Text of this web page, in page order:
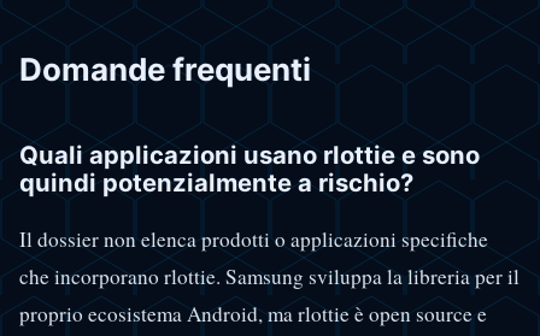
Domande frequenti
Quali applicazioni usano rlottie e sono
quindi potenzialmente a rischio?
Il dossier non elenca prodotti o applicazioni specifiche
che incorporano rlottie. Samsung sviluppa la libreria per il
proprio ecosistema Android, ma rlottie è open source e